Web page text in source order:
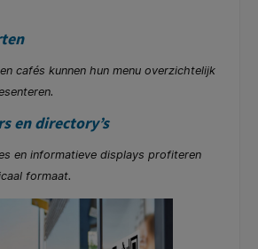
cafés kunnen hun menu overzichtelijk
en directory’s
en informatieve displays profiteren
formaat.